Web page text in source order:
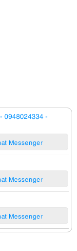
- 0948024334 -
Messenger
Messenger
Messenger